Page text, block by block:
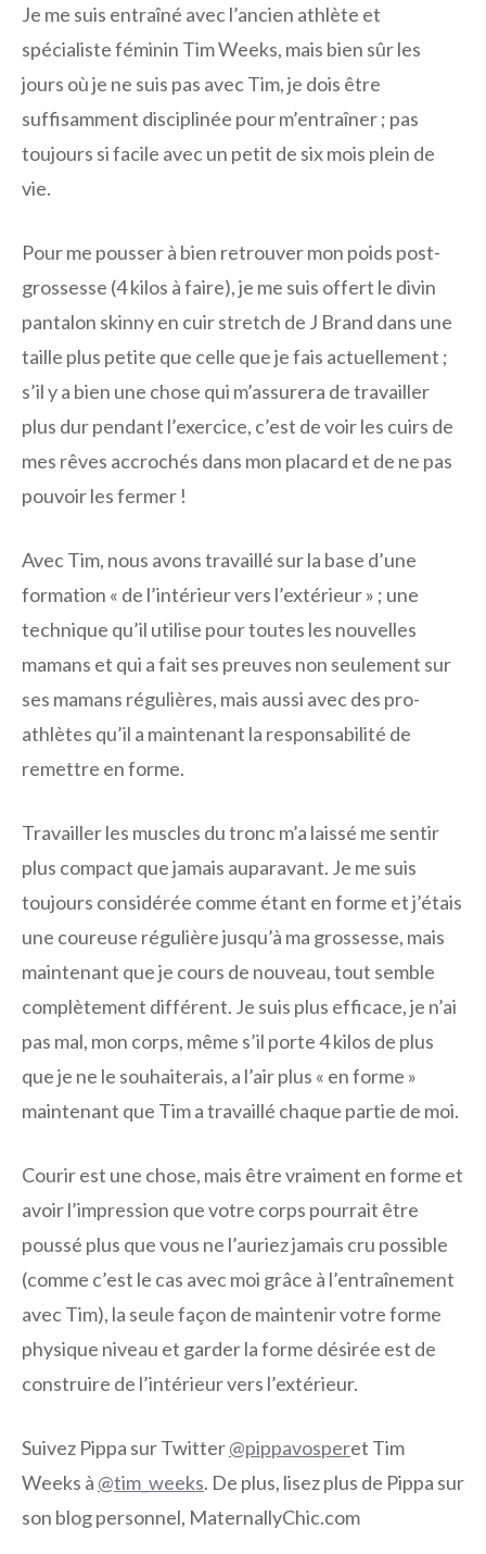
Je me suis entraîné avec l’ancien athlète et
spécialiste féminin Tim Weeks, mais bien sûr les
jours où je ne suis pas avec Tim, je dois être
suffisamment disciplinée pour m’entraîner ; pas
toujours si facile avec un petit de six mois plein de
vie.
Pour me pousser à bien retrouver mon poids post-
grossesse (4 kilos à faire), je me suis offert le divin
pantalon skinny en cuir stretch de J Brand dans une
taille plus petite que celle que je fais actuellement ;
s’il y a bien une chose qui m’assurera de travailler
plus dur pendant l’exercice, c’est de voir les cuirs de
mes rêves accrochés dans mon placard et de ne pas
pouvoir les fermer !
Avec Tim, nous avons travaillé sur la base d’une
formation « de l’intérieur vers l’extérieur » ; une
technique qu’il utilise pour toutes les nouvelles
mamans et qui a fait ses preuves non seulement sur
ses mamans régulières, mais aussi avec des pro-
athlètes qu’il a maintenant la responsabilité de
remettre en forme.
Travailler les muscles du tronc m’a laissé me sentir
plus compact que jamais auparavant. Je me suis
toujours considérée comme étant en forme et j’étais
une coureuse régulière jusqu’à ma grossesse, mais
maintenant que je cours de nouveau, tout semble
complètement différent. Je suis plus efficace, je n’ai
pas mal, mon corps, même s’il porte 4 kilos de plus
que je ne le souhaiterais, a l’air plus « en forme »
maintenant que Tim a travaillé chaque partie de moi.
Courir est une chose, mais être vraiment en forme et
avoir l’impression que votre corps pourrait être
poussé plus que vous ne l’auriez jamais cru possible
(comme c’est le cas avec moi grâce à l’entraînement
avec Tim), la seule façon de maintenir votre forme
physique niveau et garder la forme désirée est de
construire de l’intérieur vers l’extérieur.
Suivez Pippa sur Twitter@pippavosperet Tim
Weeks à @tim_weeks. De plus, lisez plus de Pippa sur
son blog personnel, MaternallyChic.com